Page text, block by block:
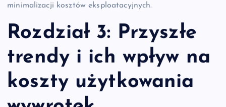
minimalizacji kosztów eksploatacyjnych.
Rozdział 3: Przyszłe
trendy i ich wpływ na
koszty użytkowania